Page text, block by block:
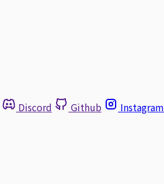
Discord Github Instagram